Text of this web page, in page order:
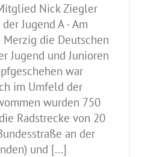
Nick Ziegler
Jugend A - Am
Merzig die Deutschen
Jugend und Junioren
war
im Umfeld der
wurden 750
Radstrecke von 20
an der
und [...]